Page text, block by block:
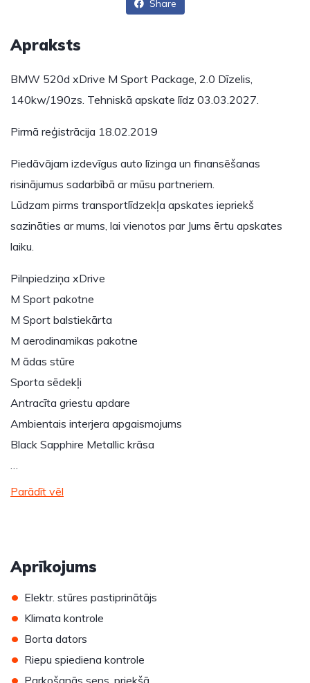
Share
Apraksts
BMW 520d xDrive M Sport Package, 2.0 Dīzelis,
140kw/190zs. Tehniskā apskate līdz 03.03.2027.
Pirmā reģistrācija 18.02.2019
Piedāvājam izdevīgus auto līzinga un finansēšanas
risinājumus sadarbībā ar mūsu partneriem.
Lūdzam pirms transportlīdzekļa apskates iepriekš
sazināties ar mums, lai vienotos par Jums ērtu apskates
laiku.
Pilnpiedziņa xDrive
M Sport pakotne
M Sport balstiekārta
M aerodinamikas pakotne
M ādas stūre
Sporta sēdekļi
Antracīta griestu apdare
Ambientais interjera apgaismojums
Black Sapphire Metallic krāsa
…
Parādīt vēl
Aprīkojums
• Elektr. stūres pastiprinātājs
• Klimata kontrole
• Borta dators
• Riepu spiediena kontrole
• Parkošanās sens. priekšā